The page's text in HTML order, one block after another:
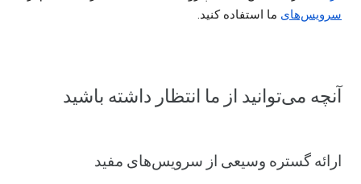
سرویس‌های ما استفاده کنید.
آنچه می‌توانید از ما انتظار داشته باشید
ارائه گستره وسیعی از سرویس‌های مفید